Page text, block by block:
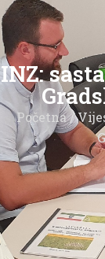
INZ:
Početna/